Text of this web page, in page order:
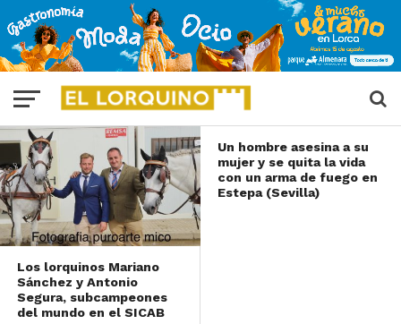
sacude Sevilla y se
siente en cuatro
provincias
Los lorquinos Mariano
Sánchez y Antonio
Segura, subcampeones
del mundo en el SICAB
Un hombre asesina a su
mujer y se quita la vida
con un arma de fuego en
Estepa (Sevilla)